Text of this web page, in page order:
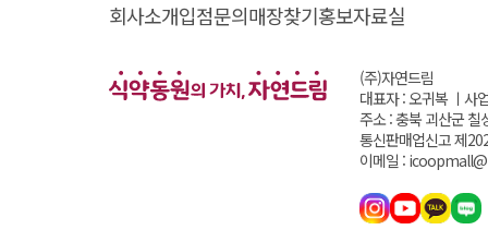
회사소개입점문의매장찾기홍보자료실
(주)자연드림
대표자 : 오귀복 ㅣ 사
주소 : 충북 괴산군 칠
통신판매업신고 제
이메일 :